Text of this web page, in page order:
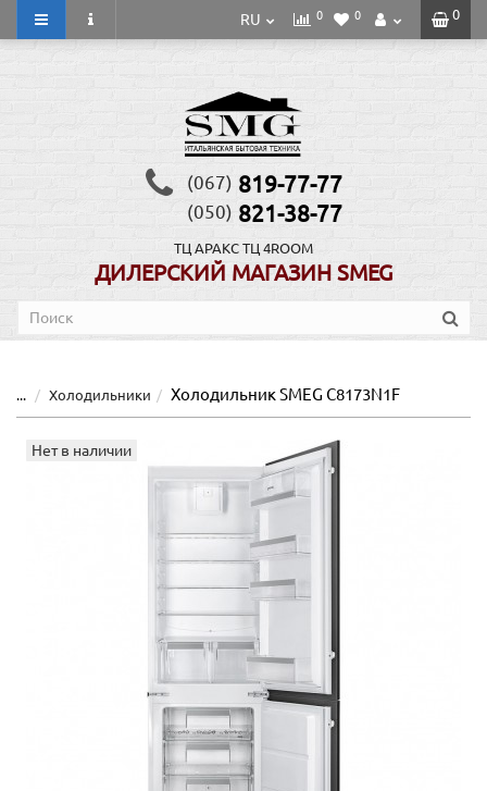
0
RU 0 0
(067) 819-77-77
(050) 821-38-77
ТЦ АРАКС ТЦ 4ROOM
ДИЛЕРСКИЙ МАГАЗИН SMEG
... Холодильники Холодильник SMEG C8173N1F
Нет в наличии